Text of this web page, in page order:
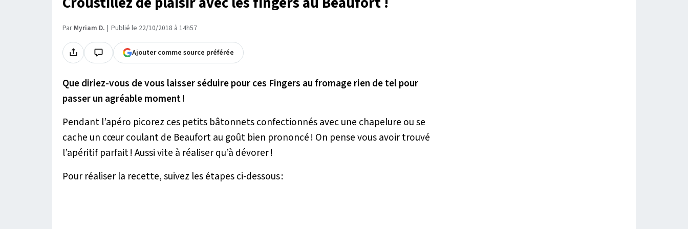
Par Myriam D. Publié le 22/10/2018 à 14h57
Ajouter comme source préférée
Que diriez-vous de vous laisser séduire pour ces Fingers au fromage rien de tel pour
passer un agréable moment !
Pendant l’apéro picorez ces petits bâtonnets confectionnés avec une chapelure ou se
cache un cœur coulant de Beaufort au goût bien prononcé ! On pense vous avoir trouvé
l’apéritif parfait ! Aussi vite à réaliser qu’à dévorer !
Pour réaliser la recette, suivez les étapes ci-dessous :